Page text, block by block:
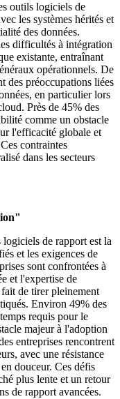
outils logiciels de
les systèmes hérités et
des données.
difficultés à intégration
existante, entraînant
opérationnels. De
des préoccupations liées
en particulier lors
Près de 45% des
comme un obstacle
l'efficacité globale et
contraintes
dans les secteurs
de rapport est la
et les exigences de
sont confrontées à
et l'expertise de
de tirer pleinement
Environ 49% des
requis pour le
majeur à l'adoption
entreprises rencontrent
avec une résistance
douceur. Ces défis
plus lente et un retour
de rapport avancées.